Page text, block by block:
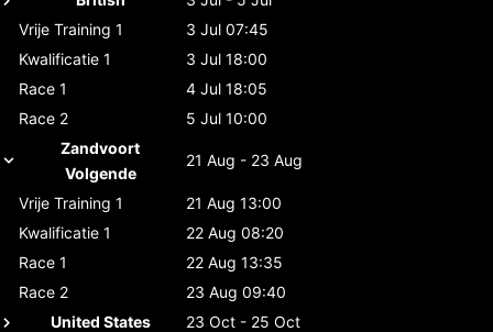
Vrije Training 1
3 Jul 07:45
Kwalificatie 1
3 Jul 18:00
Race 1
4 Jul 18:05
Race 2
5 Jul 10:00
Zandvoort
Volgende
21 Aug - 23 Aug
Vrije Training 1
21 Aug 13:00
Kwalificatie 1
22 Aug 08:20
Race 1
22 Aug 13:35
Race 2
23 Aug 09:40
United States
23 Oct - 25 Oct